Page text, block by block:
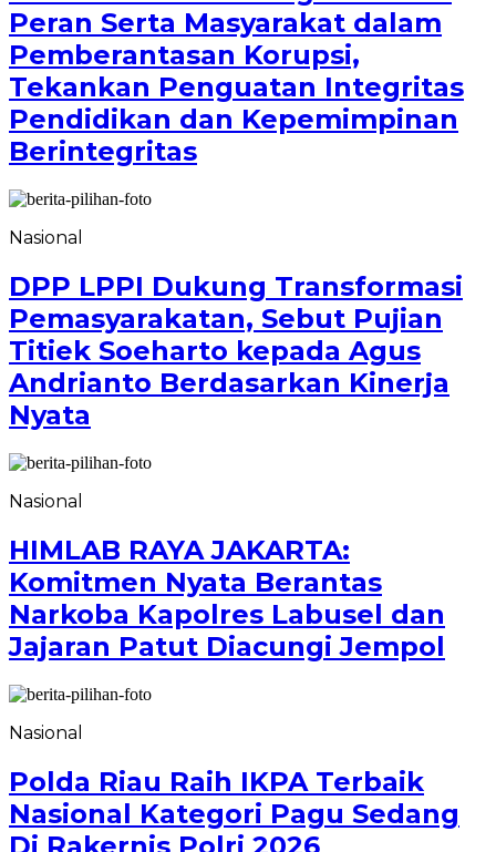
Peran Serta Masyarakat dalam
Pemberantasan Korupsi,
Tekankan Penguatan Integritas
Pendidikan dan Kepemimpinan
Berintegritas
Nasional
DPP LPPI Dukung Transformasi
Pemasyarakatan, Sebut Pujian
Titiek Soeharto kepada Agus
Andrianto Berdasarkan Kinerja
Nyata
Nasional
HIMLAB RAYA JAKARTA:
Komitmen Nyata Berantas
Narkoba Kapolres Labusel dan
Jajaran Patut Diacungi Jempol
Nasional
Polda Riau Raih IKPA Terbaik
Nasional Kategori Pagu Sedang